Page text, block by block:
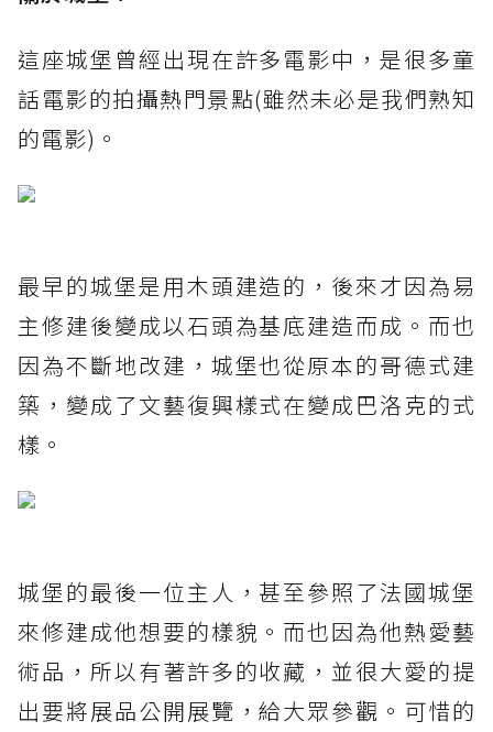
這座城堡曾經出現在許多電影中，是很多童
話電影的拍攝熱門景點(雖然未必是我們熟知
的電影)。
最早的城堡是用木頭建造的，後來才因為易
主修建後變成以石頭為基底建造而成。而也
因為不斷地改建，城堡也從原本的哥德式建
築，變成了文藝復興樣式在變成巴洛克的式
樣。
城堡的最後一位主人，甚至參照了法國城堡
來修建成他想要的樣貌。而也因為他熱愛藝
術品，所以有著許多的收藏，並很大愛的提
出要將展品公開展覽，給大眾參觀。可惜的